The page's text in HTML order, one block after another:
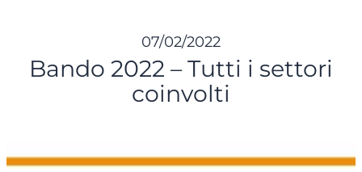
07/02/2022
Bando 2022 – Tutti i settori
coinvolti